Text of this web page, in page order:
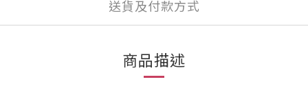
送貨及付款方式
商品描述